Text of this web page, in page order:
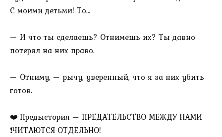
С моими детьми! То…
— И что ты сделаешь? Отнимешь их? Ты давно
потерял на них право.
— Отниму, — рычу, уверенный, что я за них убить
готов.
❤️ Предыстория — ПРЕДАТЕЛЬСТВО МЕЖДУ НАМИ
❗ЧИТАЮТСЯ ОТДЕЛЬНО!